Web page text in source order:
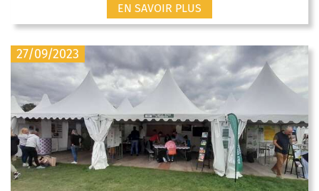
EN SAVOIR PLUS
27/09/2023